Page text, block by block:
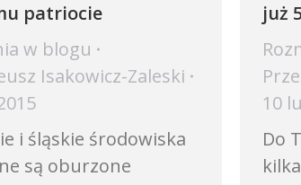
patriocie
w blogu
Isakowicz-Zaleski
i śląskie środowiska
są oburzone
już
10
Do